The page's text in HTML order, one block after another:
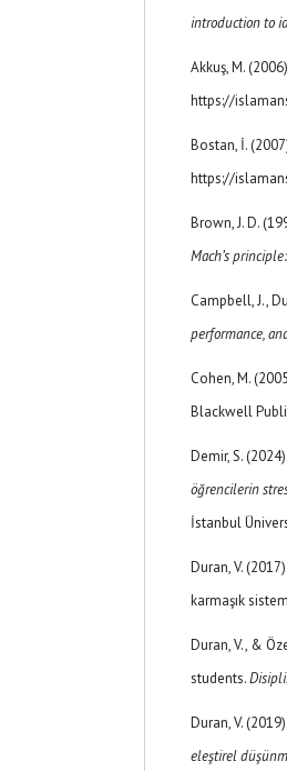
introduction to
Akkuş, M.
https://
Bostan, İ.
https://
Brown, J. D.
Mach’s
Campbell, J.,
performance,
Cohen, M.
Blackwell
Demir, S. (2024).
öğrencilerin
İstanbul
Duran, V.
karmaşık
Duran, V., &
students.
Duran, V. (2019).
eleştirel